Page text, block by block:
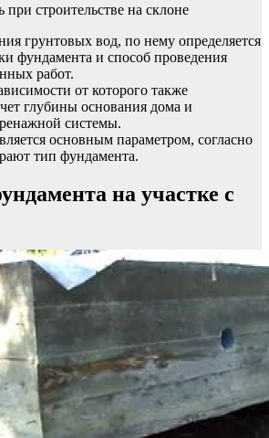
строительстве на склоне
грунтовых вод, по нему определяется
фундамента и способ проведения
работ.
от которого также
глубины основания дома и
системы.
основным параметром, согласно
тип фундамента.
на участке с